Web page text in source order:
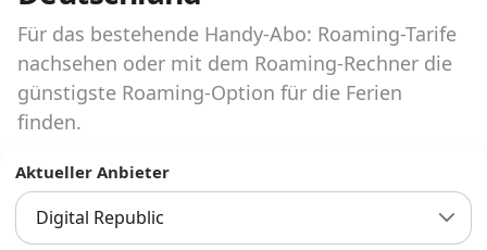
Abos für Tablets, Hotspots und Smart
Watches
Tarifrechner Handy-Abo
Infos
Alle Anbieter
Für das bestehende Handy-Abo: Roaming-Tarife
nachsehen oder mit dem Roaming-Rechner die
günstigste Roaming-Option für die Ferien
finden.
Aktueller Anbieter
Digital Republic